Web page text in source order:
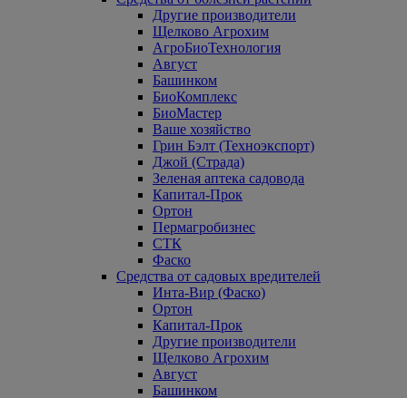
Другие производители
Щелково Агрохим
АгроБиоТехнология
Август
Башинком
БиоКомплекс
БиоМастер
Ваше хозяйство
Грин Бэлт (Техноэкспорт)
Джой (Страда)
Зеленая аптека садовода
Капитал-Прок
Ортон
Пермагробизнес
СТК
Фаско
Средства от садовых вредителей
Инта-Вир (Фаско)
Ортон
Капитал-Прок
Другие производители
Щелково Агрохим
Август
Башинком